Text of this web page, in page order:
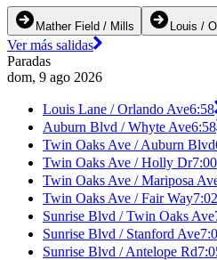
Mather Field / Mills Louis /
Ver más salidas
Paradas
dom, 9 ago 2026
Louis Lane / Orlando Ave6:58
Auburn Blvd / Whyte Ave6:58
Twin Oaks Ave / Auburn Blvd
Twin Oaks Ave / Holly Dr7:00
Twin Oaks Ave / Mariposa
Twin Oaks Ave / Fair Way7:02
Sunrise Blvd / Twin Oaks Ave
Sunrise Blvd / Stanford Ave
Sunrise Blvd / Antelope Rd